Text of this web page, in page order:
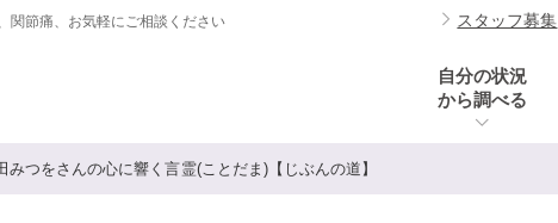
関節痛、お気軽にご相談ください
自分の状況
から調べる
スタッフ募集
みつをさんの心に響く言霊(ことだま)【じぶんの道】